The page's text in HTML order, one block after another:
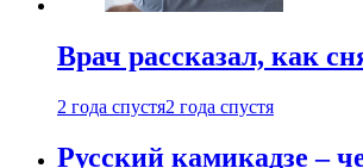
Врач рассказал, как
2 года спустя2 года спустя
Русский камикадзе –